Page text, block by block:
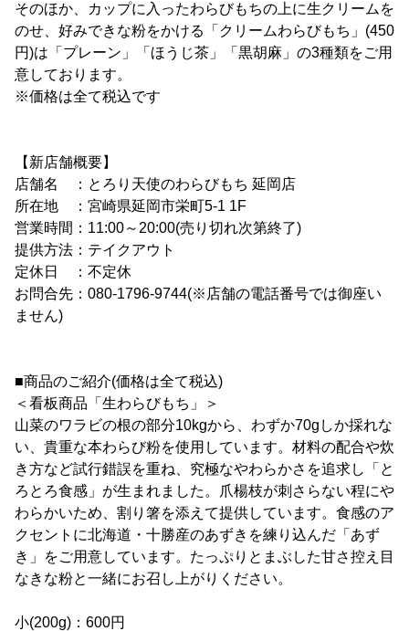
そのほか、カップに入ったわらびもちの上に生クリームを
のせ、好みできな粉をかける「クリームわらびもち」(450
円)は「プレーン」「ほうじ茶」「黒胡麻」の3種類をご用
意しております。
※価格は全て税込です
【新店舗概要】
店舗名 ：とろり天使のわらびもち 延岡店
所在地 ：宮崎県延岡市栄町5-1 1F
営業時間：11:00～20:00(売り切れ次第終了)
提供方法：テイクアウト
定休日 ：不定休
お問合先：080-1796-9744(※店舗の電話番号では御座い
ません)
■商品のご紹介(価格は全て税込)
＜看板商品「生わらびもち」＞
山菜のワラビの根の部分10kgから、わずか70gしか採れな
い、貴重な本わらび粉を使用しています。材料の配合や炊
き方など試行錯誤を重ね、究極なやわらかさを追求し「と
ろとろ食感」が生まれました。爪楊枝が刺さらない程にや
わらかいため、割り箸を添えて提供しています。食感のア
クセントに北海道・十勝産のあずきを練り込んだ「あず
き」をご用意しています。たっぷりとまぶした甘さ控え目
なきな粉と一緒にお召し上がりください。
小(200g)：600円